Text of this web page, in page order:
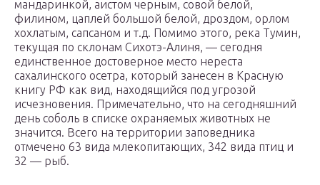
мандаринкой, аистом черным, совой белой,
филином, цаплей большой белой, дроздом, орлом
хохлатым, сапсаном и т.д. Помимо этого, река Тумин,
текущая по склонам Сихотэ-Алиня, — сегодня
единственное достоверное место нереста
сахалинского осетра, который занесен в Красную
книгу РФ как вид, находящийся под угрозой
исчезновения. Примечательно, что на сегодняшний
день соболь в списке охраняемых животных не
значится. Всего на территории заповедника
отмечено 63 вида млекопитающих, 342 вида птиц и
32 — рыб.